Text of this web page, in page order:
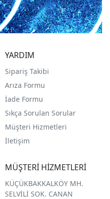
YARDIM
Sipariş Takibi
Arıza Formu
İade Formu
Sıkça Sorulan Sorular
Müşteri Hizmetleri
İletişim
MÜŞTERİ HİZMETLERİ
KÜÇÜKBAKKALKÖY MH.
SELVİLİ SOK. CANAN